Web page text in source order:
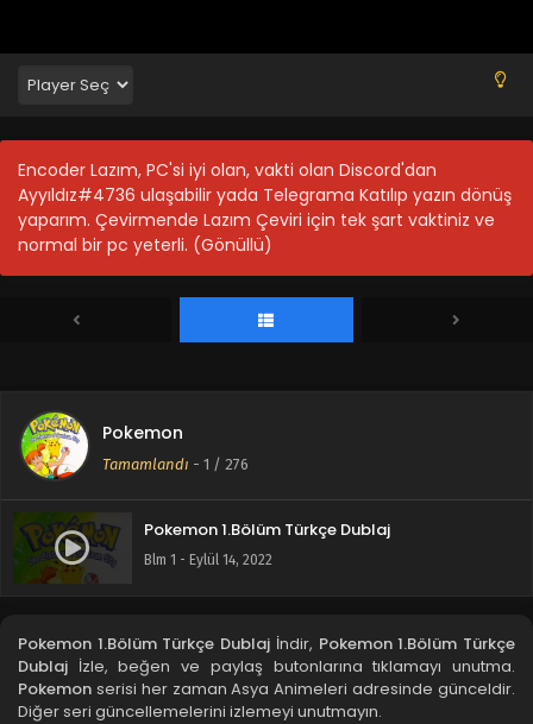
Encoder Lazım, PC'si iyi olan, vakti olan Discord'dan
Ayyıldız#4736 ulaşabilir yada Telegrama Katılıp yazın dönüş
yaparım. Çevirmende Lazım Çeviri için tek şart vaktiniz ve
normal bir pc yeterli. (Gönüllü)
Pokemon
Tamamlandı - 1 / 276
Pokemon 1.Bölüm Türkçe Dublaj
Blm 1 - Eylül 14, 2022
Pokemon 1.Bölüm Türkçe Dublaj İndir, Pokemon 1.Bölüm Türkçe
Dublaj İzle, beğen ve paylaş butonlarına tıklamayı unutma.
Pokemon serisi her zaman Asya Animeleri adresinde günceldir.
Diğer seri güncellemelerini izlemeyi unutmayın.